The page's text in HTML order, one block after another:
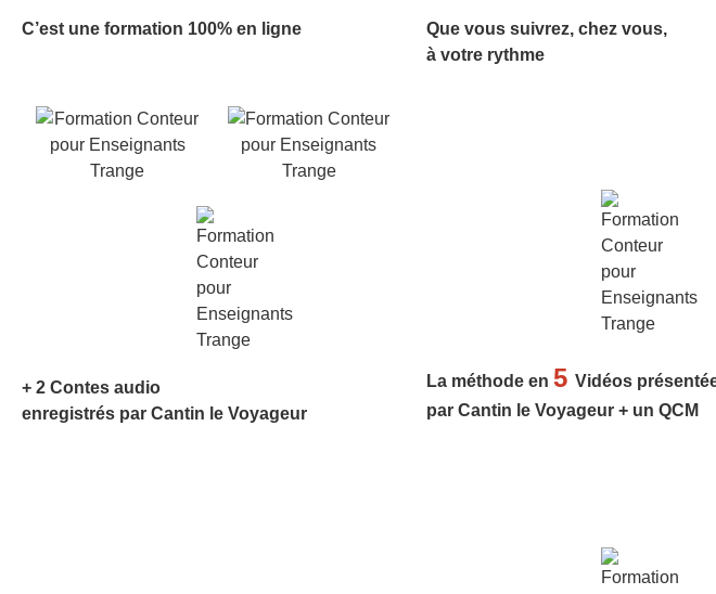
C’est une formation 100% en ligne
Que vous suivrez, chez vous,
à votre rythme
+ 2 Contes audio
enregistrés par Cantin le Voyageur
La méthode en5Vidéos
par Cantin le Voyageur + un QCM